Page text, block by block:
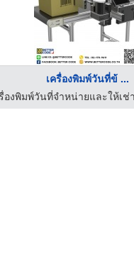
เครื่องพิมพ์วันที่ข้ ...